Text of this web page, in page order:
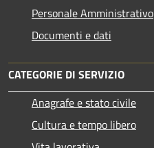
Personale Amministrativo
Documenti e dati
CATEGORIE DI SERVIZIO
Anagrafe e stato civile
Cultura e tempo libero